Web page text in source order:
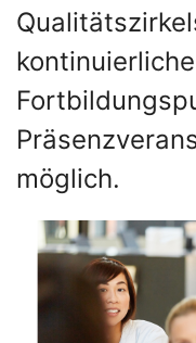
möglich.